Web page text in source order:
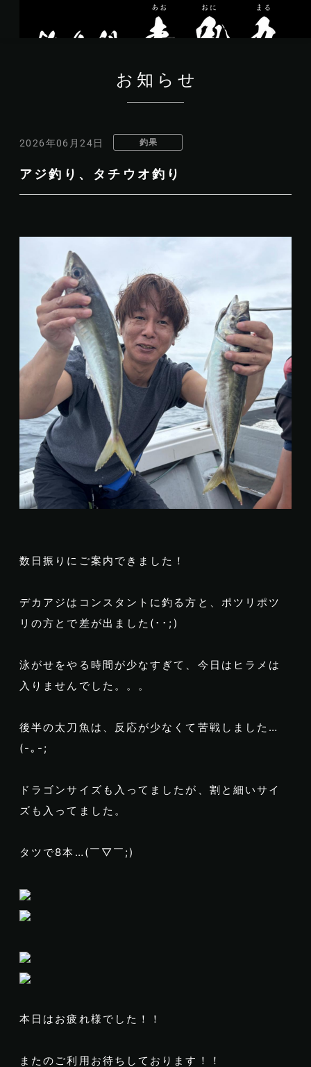
お知らせ
2026年06月24日 釣果
アジ釣り、タチウオ釣り
数日振りにご案内できました！
デカアジはコンスタントに釣る方と、ポツリポツ
リの方とで差が出ました(･･;)
泳がせをやる時間が少なすぎて、今日はヒラメは
入りませんでした。。。
後半の太刀魚は、反応が少なくて苦戦しました…
(-｡-;
ドラゴンサイズも入ってましたが、割と細いサイ
ズも入ってました。
タツで8本…(￣▽￣;)
本日はお疲れ様でした！！
またのご利用お待ちしております！！